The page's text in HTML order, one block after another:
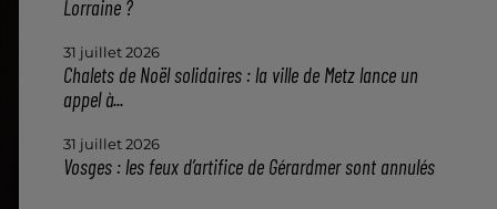
Lorraine ?
31 juillet 2026
Chalets de Noël solidaires : la ville de Metz lance un
appel à...
31 juillet 2026
Vosges : les feux d’artifice de Gérardmer sont annulés